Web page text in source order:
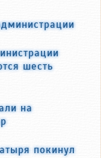
шесть
на
покинул